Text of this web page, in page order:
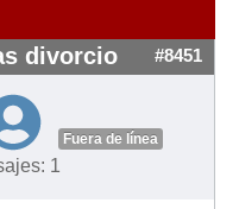
de Propietarios
divorcio #8451
Fuera de línea
1